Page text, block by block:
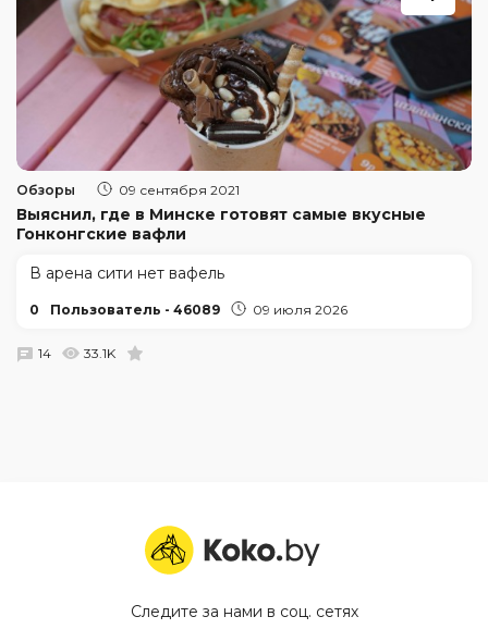
Обзоры 09 сентября 2021
Выяснил, где в Минске готовят самые вкусные
Гонконгские вафли
В арена сити нет вафель
0 Пользователь - 46089 09 июля 2026
14 33.1K
Следите за нами в соц. сетях